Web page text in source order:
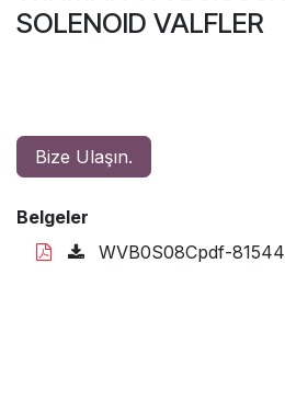
SOLENOID VALFLER
Bize Ulaşın.
Belgeler
WVB0S08Cpdf-